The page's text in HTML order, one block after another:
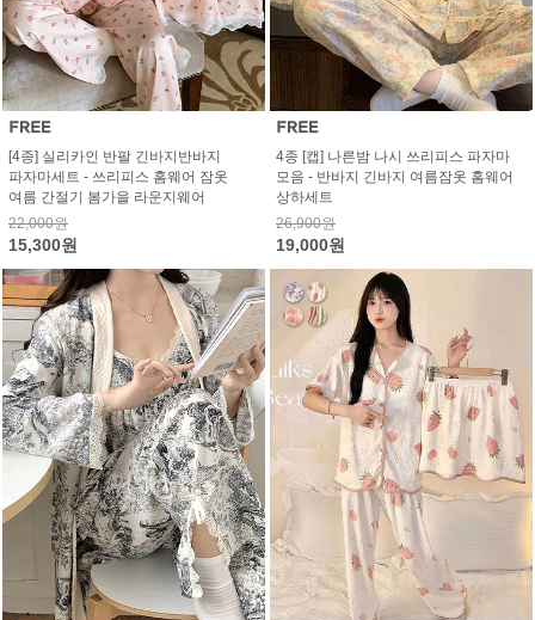
[4종] 실리카인 반팔 긴바지반바지
파자마세트 - 쓰리피스 홈웨어 잠옷
여름 간절기 봄가을 라운지웨어
22,000원
15,300원
4종 [캡] 나른밤 나시 쓰리피스 파자마
모음 - 반바지 긴바지 여름잠옷 홈웨어
상하세트
26,900원
19,000원